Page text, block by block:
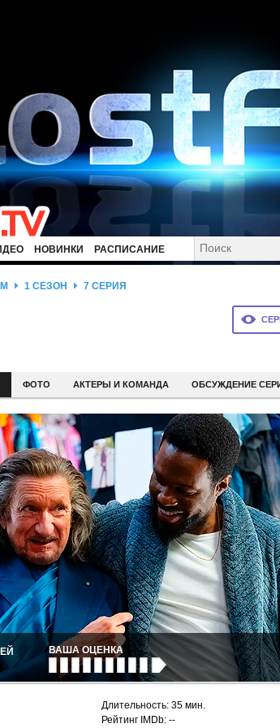
НОВИНКИ РАСПИСАНИЕ
1 СЕЗОН 7 СЕРИЯ
ФОТО АКТЕРЫ И КОМАНДА ОБСУЖДЕНИЕ
ВАША ОЦЕНКА
Длительность: 35 мин.
Рейтинг IMDb: --